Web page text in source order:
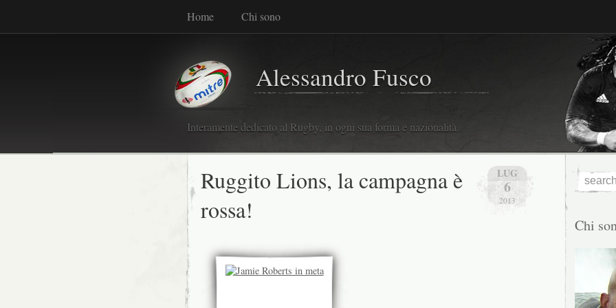
Home Chi sono
Alessandro Fusco
Interamente dedicato al Rugby, in ogni sua forma e nazionalità.
LUG
6
2013
Ruggito Lions, la campagna è
rossa!
Chi